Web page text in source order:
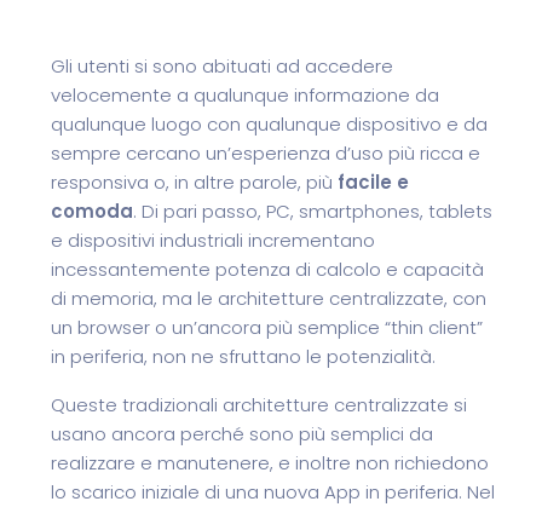
Gli utenti si sono abituati ad accedere
velocemente a qualunque informazione da
qualunque luogo con qualunque dispositivo e da
sempre cercano un’esperienza d’uso più ricca e
responsiva o, in altre parole, più facile e
comoda. Di pari passo, PC, smartphones, tablets
e dispositivi industriali incrementano
incessantemente potenza di calcolo e capacità
di memoria, ma le architetture centralizzate, con
un browser o un’ancora più semplice “thin client”
in periferia, non ne sfruttano le potenzialità.
Queste tradizionali architetture centralizzate si
usano ancora perché sono più semplici da
realizzare e manutenere, e inoltre non richiedono
lo scarico iniziale di una nuova App in periferia. Nel